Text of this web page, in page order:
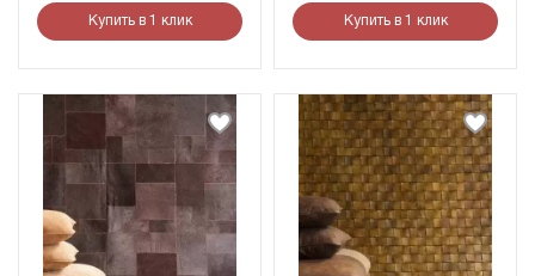
Купить в 1 клик Купить в 1 клик